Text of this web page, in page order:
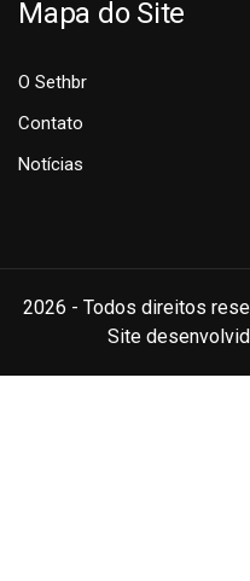
Mapa do Site
O Sethbr
Contato
Notícias
2026 - Todos direitos
Site